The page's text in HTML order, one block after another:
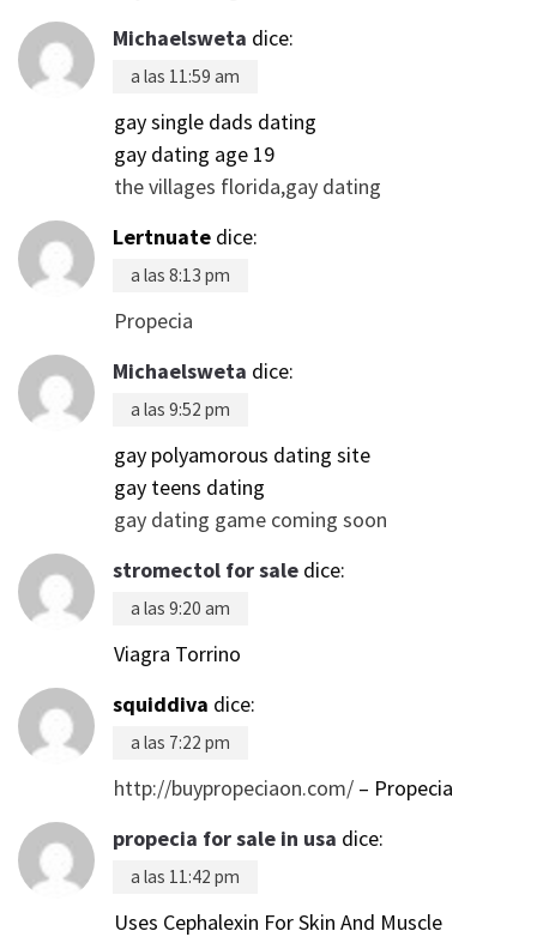
Michaelsweta dice:
a las 11:59 am
gay single dads dating
gay dating age 19
the villages florida,gay dating
Lertnuate dice:
a las 8:13 pm
Propecia
Michaelsweta dice:
a las 9:52 pm
gay polyamorous dating site
gay teens dating
gay dating game coming soon
stromectol for sale dice:
a las 9:20 am
Viagra Torrino
squiddiva dice:
a las 7:22 pm
http://buypropeciaon.com/ – Propecia
propecia for sale in usa dice:
a las 11:42 pm
Uses Cephalexin For Skin And Muscle